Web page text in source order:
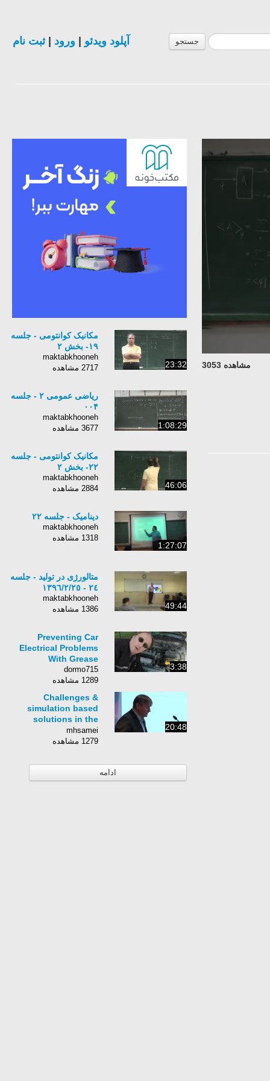
جستجو آپلود ویدئو ورود |ثبت نام
مشاهده 3053 23:32
مکانیک کوانتومی - جلسه
۱۹- بخش ۲
maktabkhooneh
2717 مشاهده
1:08:29
ریاضی عمومی ۲ - جلسه
۰۰۴
maktabkhooneh
3677 مشاهده
46:06
مکانیک کوانتومی - جلسه
۲۲- بخش ۲
maktabkhooneh
2884 مشاهده
1:27:07
دینامیک - جلسه ٢٢
maktabkhooneh
1318 مشاهده
49:44
متالورژی در تولید - جلسه
٢٤ - ١٣٩٦/٢/٢٥
maktabkhooneh
1386 مشاهده
3:38
Preventing Car
Electrical Problems
With Grease
dormo715
1289 مشاهده
20:48
Challenges &
simulation based
solutions in the
volatile
semiconductor
environment
mhsamei
1279 مشاهده
ادامه